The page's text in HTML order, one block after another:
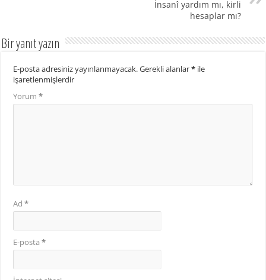
İnsanî yardım mı, kirli
hesaplar mı?
Bir yanıt yazın
E-posta adresiniz yayınlanmayacak.Gerekli alanlar* ile
işaretlenmişlerdir
Yorum*
Ad*
E-posta*